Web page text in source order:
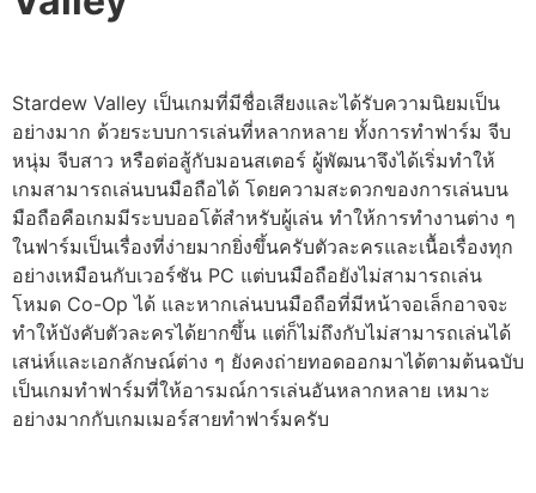
Stardew Valley เป็นเกมที่มีชื่อเสียงและได้รับความนิยมเป็น
อย่างมาก ด้วยระบบการเล่นที่หลากหลาย ทั้งการทำฟาร์ม จีบ
หนุ่ม จีบสาว หรือต่อสู้กับมอนสเตอร์ ผู้พัฒนาจึงได้เริ่มทำให้
เกมสามารถเล่นบนมือถือได้ โดยความสะดวกของการเล่นบน
มือถือคือเกมมีระบบออโต้สำหรับผู้เล่น ทำให้การทำงานต่าง ๆ
ในฟาร์มเป็นเรื่องที่ง่ายมากยิ่งขึ้นครับตัวละครและเนื้อเรื่องทุก
อย่างเหมือนกับเวอร์ชัน PC แต่บนมือถือยังไม่สามารถเล่น
โหมด Co-Op ได้ และหากเล่นบนมือถือที่มีหน้าจอเล็กอาจจะ
ทำให้บังคับตัวละครได้ยากขึ้น แต่ก็ไม่ถึงกับไม่สามารถเล่นได้
เสน่ห์และเอกลักษณ์ต่าง ๆ ยังคงถ่ายทอดออกมาได้ตามต้นฉบับ
เป็นเกมทำฟาร์มที่ให้อารมณ์การเล่นอันหลากหลาย เหมาะ
อย่างมากกับเกมเมอร์สายทำฟาร์มครับ